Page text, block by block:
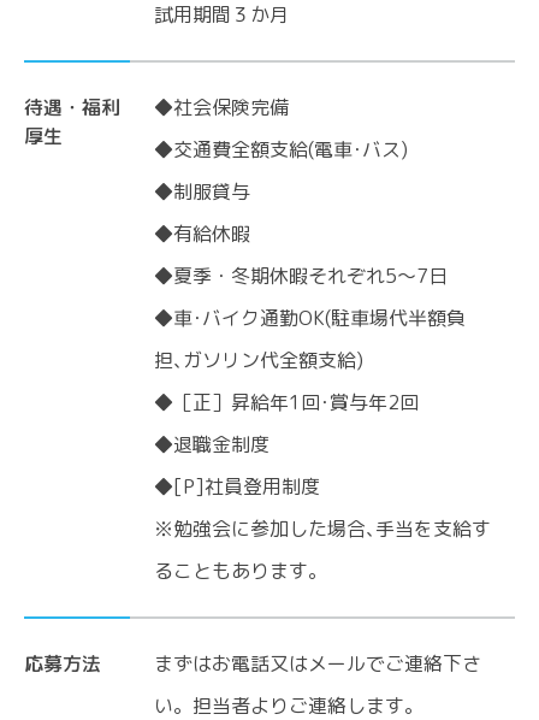
試用期間３か月
待遇・福利
厚生
◆社会保険完備
◆交通費全額支給(電車･バス)
◆制服貸与
◆有給休暇
◆夏季・冬期休暇それぞれ5～7日
◆車･バイク通勤OK(駐車場代半額負
担､ガソリン代全額支給)
◆［正］昇給年1回･賞与年2回
◆退職金制度
◆[P]社員登用制度
※勉強会に参加した場合､手当を支給す
ることもあります｡
応募方法
まずはお電話又はメールでご連絡下さ
い。担当者よりご連絡します。